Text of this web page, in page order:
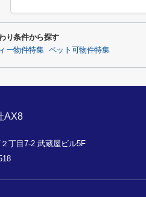
り条件から探す
ー物件特集 ペット可物件特集
AX8
丁目7-2 武蔵屋ビル5F